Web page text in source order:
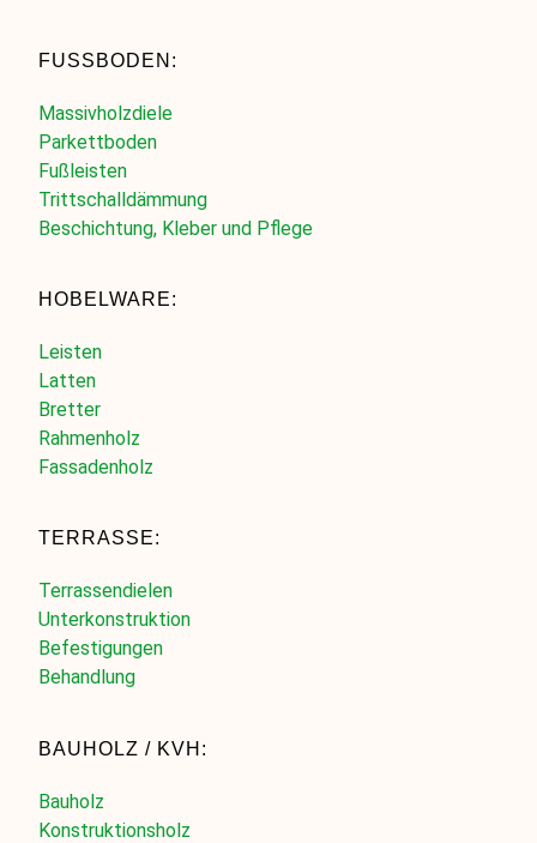
FUSSBODEN:
Massivholzdiele
Parkettboden
Fußleisten
Trittschalldämmung
Beschichtung, Kleber und Pflege
HOBELWARE:
Leisten
Latten
Bretter
Rahmenholz
Fassadenholz
TERRASSE:
Terrassendielen
Unterkonstruktion
Befestigungen
Behandlung
BAUHOLZ / KVH:
Bauholz
Konstruktionsholz